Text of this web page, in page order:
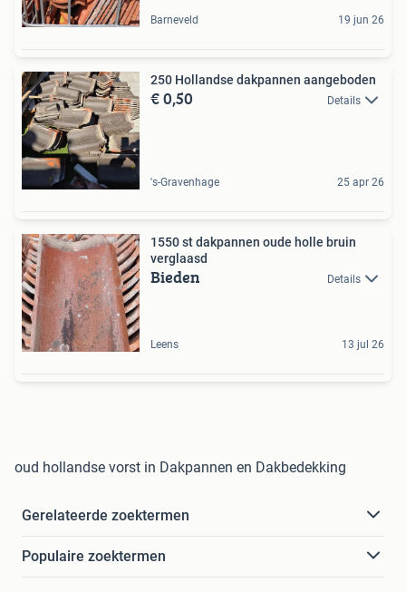
Barneveld 19 jun 26
250 Hollandse dakpannen aangeboden
€ 0,50 Details
's-Gravenhage 25 apr 26
1550 st dakpannen oude holle bruin
verglaasd
Bieden Details
Leens 13 jul 26
oud hollandse vorst in Dakpannen en Dakbedekking
Gerelateerde zoektermen
Populaire zoektermen